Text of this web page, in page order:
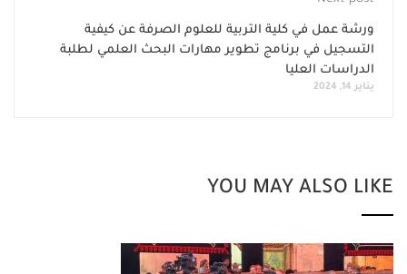
ورشة عمل في كلية التربية للعلوم الصرفة عن كيفية
التسجيل في برنامج تطوير مهارات البحث العلمي لطلبة
الدراسات العليا
يناير 14, 2024
YOU MAY ALSO LIKE